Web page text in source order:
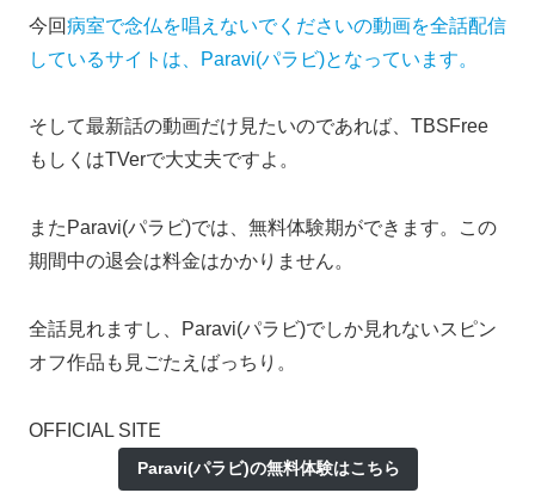
今回病室で念仏を唱えないでくださいの動画を全話配信
しているサイトは、Paravi(パラビ)となっています。
そして最新話の動画だけ見たいのであれば、TBSFree
もしくはTVerで大丈夫ですよ。
またParavi(パラビ)では、無料体験期ができます。この
期間中の退会は料金はかかりません。
全話見れますし、Paravi(パラビ)でしか見れないスピン
オフ作品も見ごたえばっちり。
OFFICIAL SITE
Paravi(パラビ)の無料体験はこちら